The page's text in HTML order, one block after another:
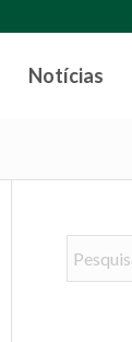
Notícias